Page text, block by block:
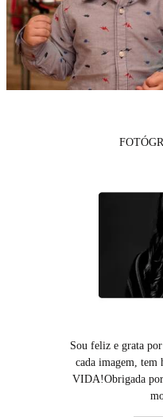
Sou feliz e grata
cada imagem,
VIDA!Obrigada